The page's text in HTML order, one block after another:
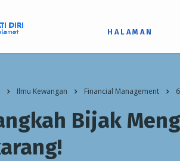
HALAMAN
Ilmu Kewangan Financial Management
Bijak